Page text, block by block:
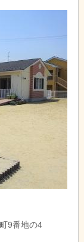
9番地の4